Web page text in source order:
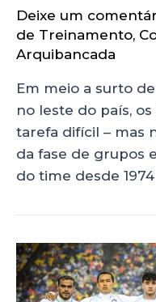
Deixe um
de Treinamento,
Arquibancada
Em meio a surto
no leste do país,
tarefa difícil – mas
da fase de grupos
do time desde 1974